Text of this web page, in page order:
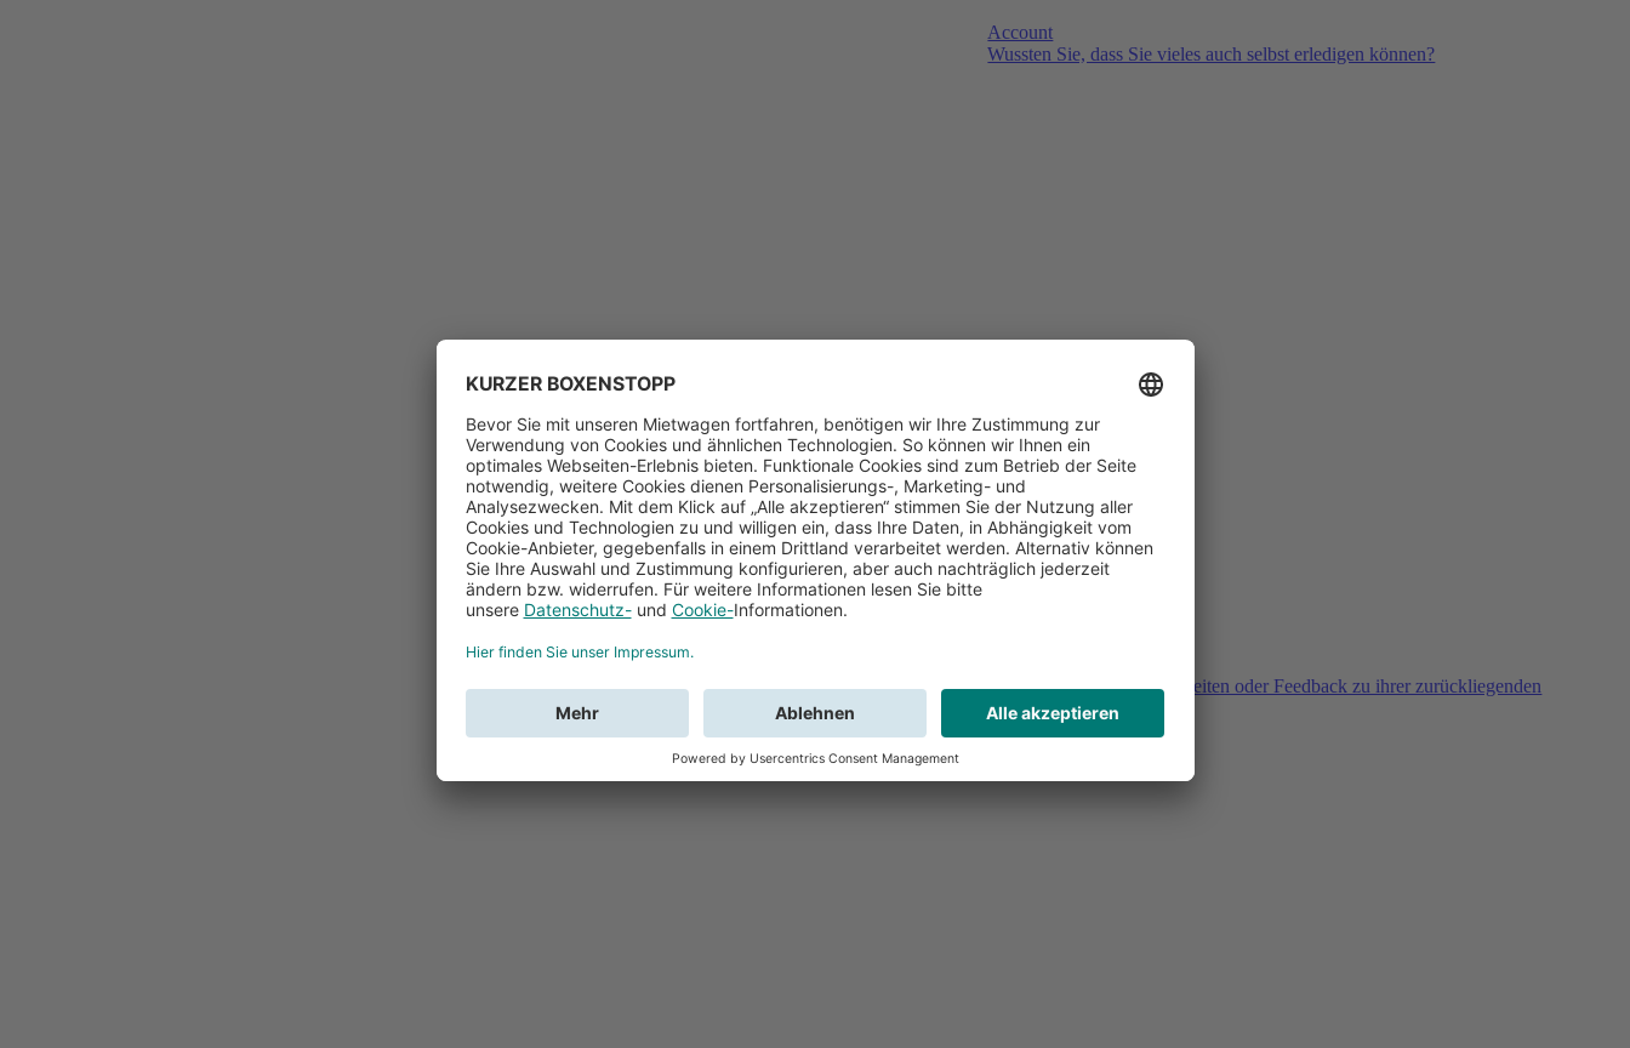
Account
Wussten Sie, dass Sie vieles auch selbst erledigen können?
Sie haben Fragen, Unklarheiten oder Feedback zu ihrer zurückliegenden
Buchung?